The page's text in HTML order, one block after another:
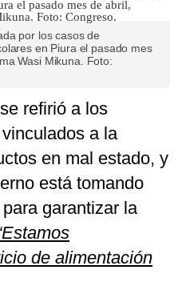
por los casos de
en Piura el pasado mes
Wasi Mikuna. Foto:
refirió a los
a la
en mal estado, y
está tomando
garantizar la
de alimentación